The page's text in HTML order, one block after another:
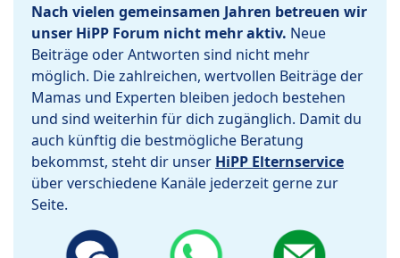
Nach vielen gemeinsamen Jahren betreuen wir
unser HiPP Forum nicht mehr aktiv. Neue
Beiträge oder Antworten sind nicht mehr
möglich. Die zahlreichen, wertvollen Beiträge der
Mamas und Experten bleiben jedoch bestehen
und sind weiterhin für dich zugänglich. Damit du
auch künftig die bestmögliche Beratung
bekommst, steht dir unser HiPP Elternservice
über verschiedene Kanäle jederzeit gerne zur
Seite.